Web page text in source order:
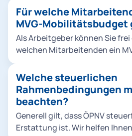
Aus folgenden Angeboten
ÖPNV: Nah- und
Deutschlands im Rahmen des
Job oder U-Bahn, S-Bahn, Bus
Gebiet Sharing-Angebote: MVG Rad, E-Scooter
empfehlen grundsätzlich,
alle Angebote zur Verfügung
größtmögliche Flexibilität. Sie
aber selbstverständlich frei
Für welche
MVG-Mobilitätsbudget
Als Arbeitgeber können Sie
welchen Mitarbeitenden ein
soll. Hierbei gibt es keine
Auszubildende,
oder Führungskräfte. Bei Bedarf können
verschiedenen Personen,
Budgethöhen zugewiesen
Welche steuerlichen
Rahmenbedingungen
beachten?
Generell gilt, dass ÖPNV
Erstattung ist. Wir helfen